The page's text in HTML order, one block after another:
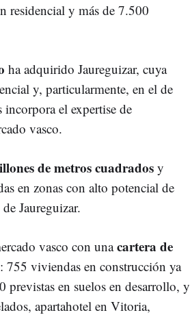
residencial y más de 7.500
ha adquirido Jaureguizar, cuya
y, particularmente, en el de
el expertise de
vasco.
de metros cuadrados y
en zonas con alto potencial de
Jaureguizar.
vasco con unacartera de
755 viviendas en construcción ya
en suelos en desarrollo, y
apartahotel en Vitoria,